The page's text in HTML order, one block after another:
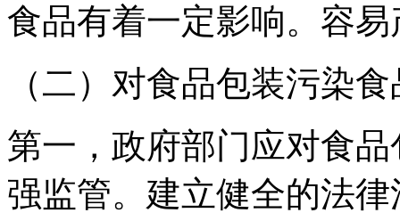
食品有着一定影响。容
（二）对食品包装污染
第一，政府部门应对食
强监管。建立健全的法